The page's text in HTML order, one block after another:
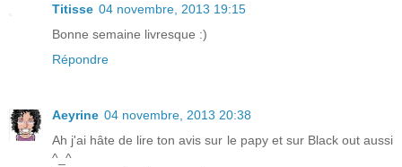
Titisse 04 novembre, 2013 19:15
Bonne semaine livresque :)
Répondre
Aeyrine 04 novembre, 2013 20:38
Ah j'ai hâte de lire ton avis sur le papy et sur Black out aussi
^_^